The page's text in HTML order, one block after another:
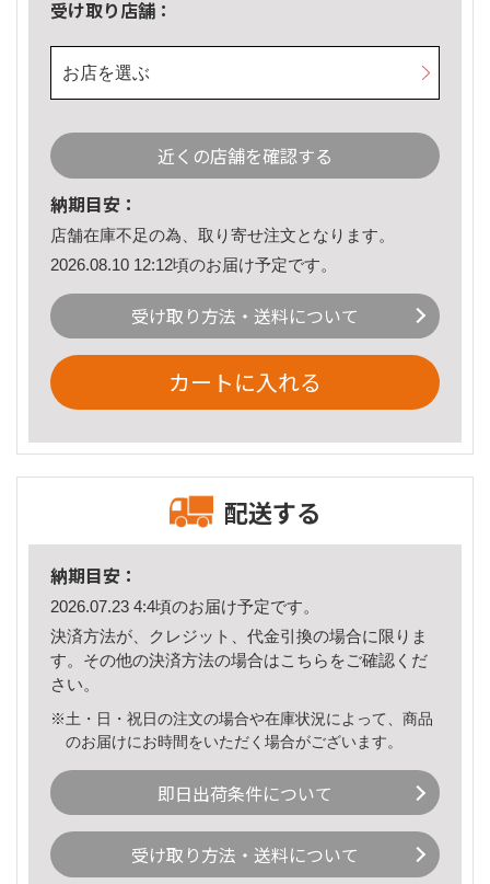
受け取り店舗：
お店を選ぶ
近くの店舗を確認する
納期目安：
店舗在庫不足の為、取り寄せ注文となります。
2026.08.10 12:12頃のお届け予定です。
受け取り方法・送料について
カートに入れる
配送する
納期目安：
2026.07.23 4:4頃のお届け予定です。
決済方法が、クレジット、代金引換の場合に限りま
す。その他の決済方法の場合はこちら をご確認くだ
さい。
※土・日・祝日の注文の場合や在庫状況によって、商品
のお届けにお時間をいただく場合がございます。
即日出荷条件について
受け取り方法・送料について